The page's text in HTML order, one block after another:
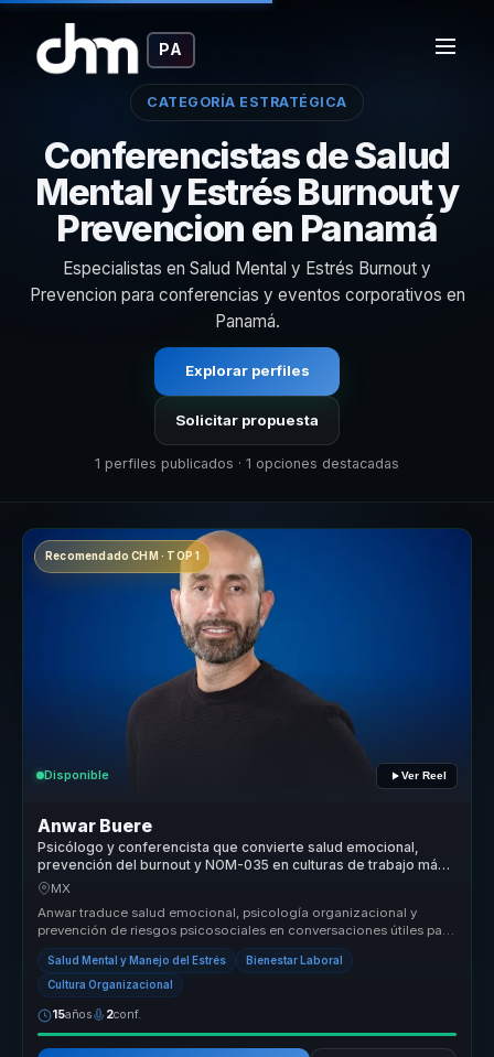
PA
CATEGORÍA ESTRATÉGICA
Conferencistas de Salud
Mental y Estrés Burnout y
Prevencion en Panamá
Especialistas en Salud Mental y Estrés Burnout y
Prevencion para conferencias y eventos corporativos en
Panamá.
Explorar perfiles
Solicitar propuesta
1 perfiles publicados · 1 opciones destacadas
Recomendado CHM · TOP 1
Disponible Ver Reel
Anwar Buere
Psicólogo y conferencista que convierte salud emocional,
prevención del burnout y NOM-035 en culturas de trabajo más
humanas.
MX
Anwar traduce salud emocional, psicología organizacional y
prevención de riesgos psicosociales en conversaciones útiles para
empresas. Ay...
Salud Mental y Manejo del Estrés Bienestar Laboral
Cultura Organizacional
15años 2conf.